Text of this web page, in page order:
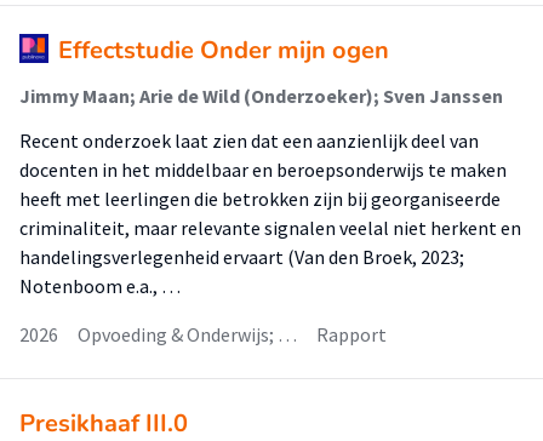
Effectstudie Onder mijn ogen
Jimmy Maan; Arie de Wild (Onderzoeker); Sven Janssen
Recent onderzoek laat zien dat een aanzienlijk deel van
docenten in het middelbaar en beroepsonderwijs te maken
heeft met leerlingen die betrokken zijn bij georganiseerde
criminaliteit, maar relevante signalen veelal niet herkent en
handelingsverlegenheid ervaart (Van den Broek, 2023;
Notenboom e.a., …
2026
Opvoeding & Onderwijs; … Rapport
Presikhaaf III.0